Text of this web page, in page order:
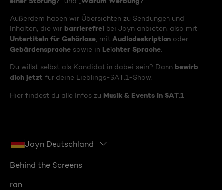
Außerdem haben wir Übersichten zu Sendungen und
Inhalten, die wir barrierefrei bei Joyn anbieten, also mit
Untertiteln für Gehörlose , mit Audiodeskription oder
Gebärdensprache sowie in Leichter Sprache
Du willst selbst als Kandidat:in dabei sein? Dann bewirb
dich jetzt für deine Lieblings-SAT.1-Show.
Hier findest du alle Infos zu Musik & Events in SAT.1
Joyn Deutschland
Behind the Screens
ran